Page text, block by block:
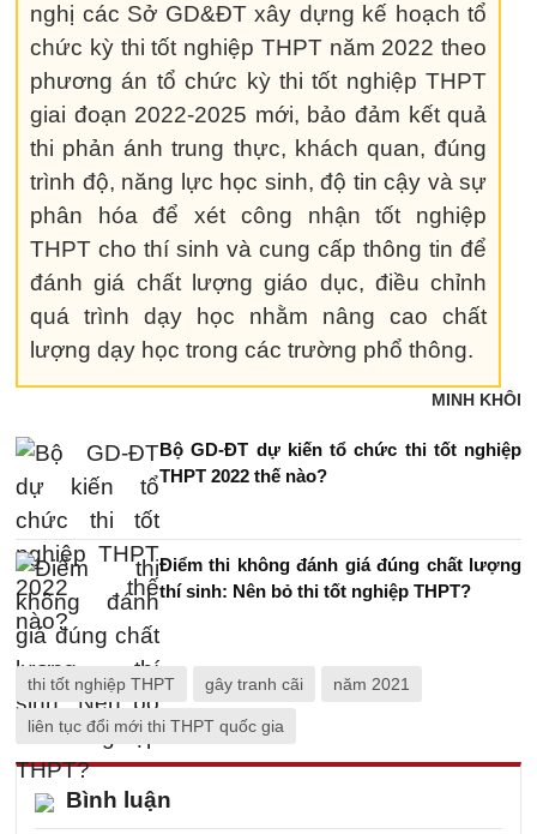
nghị các Sở GD&ĐT xây dựng kế hoạch tổ
chức kỳ thi tốt nghiệp THPT năm 2022 theo
phương án tổ chức kỳ thi tốt nghiệp THPT
giai đoạn 2022-2025 mới, bảo đảm kết quả
thi phản ánh trung thực, khách quan, đúng
trình độ, năng lực học sinh, độ tin cậy và sự
phân hóa để xét công nhận tốt nghiệp
THPT cho thí sinh và cung cấp thông tin để
đánh giá chất lượng giáo dục, điều chỉnh
quá trình dạy học nhằm nâng cao chất
lượng dạy học trong các trường phổ thông.
MINH KHÔI
Bộ GD-ĐT dự kiến tổ chức thi tốt nghiệp
THPT 2022 thế nào?
Điểm thi không đánh giá đúng chất lượng
thí sinh: Nên bỏ thi tốt nghiệp THPT?
thi tốt nghiệp THPT gây tranh cãi năm 2021
liên tục đổi mới thi THPT quốc gia
Bình luận